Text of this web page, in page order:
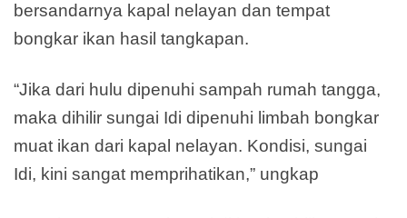
bersandarnya kapal nelayan dan tempat
bongkar ikan hasil tangkapan.
“Jika dari hulu dipenuhi sampah rumah tangga,
maka dihilir sungai Idi dipenuhi limbah bongkar
muat ikan dari kapal nelayan. Kondisi, sungai
Idi, kini sangat memprihatikan,” ungkap